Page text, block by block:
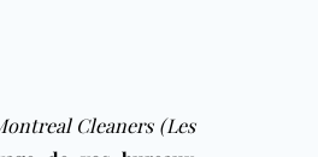
Cleaners (Les